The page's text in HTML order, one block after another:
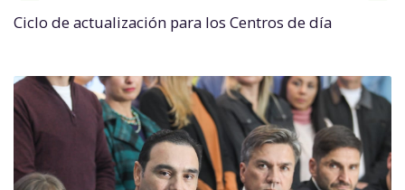
Ciclo de actualización para los Centros de día